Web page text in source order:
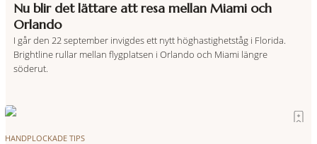
Nu blir det lättare att resa mellan Miami och
Orlando
I går den 22 september invigdes ett nytt höghastighetståg i Florida.
Brightline rullar mellan flygplatsen i Orlando och Miami längre
söderut.
HANDPLOCKADE TIPS